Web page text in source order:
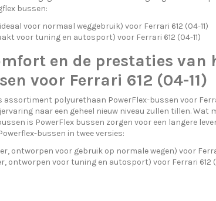
bussen:
voor normaal weggebruik) voor Ferrari 612 (04-11)
voor tuning en autosport) voor Ferrari 612 (04-11)
en de prestaties van
voor Ferrari 612 (04-11)
polyurethaan PowerFlex-bussen voor
naar een geheel nieuw niveau zullen tillen. Wat
is PowerFlex bussen zorgen voor een langere
bussen in twee versies:
ontworpen voor gebruik op normale wegen) voor
ontworpen voor tuning en autosport) voor Ferrari 612